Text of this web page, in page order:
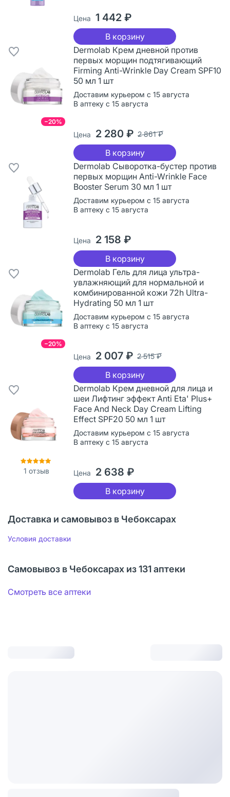
Цена 1 442 ₽
В корзину
−20%
Dermolab Крем дневной против
первых морщин подтягивающий
Firming Anti-Wrinkle Day Cream SPF10
50 мл 1 шт
Доставим курьером с 15 августа
В аптеку с 15 августа
Цена 2 280 ₽ 2 861 ₽
В корзину
Dermolab Сыворотка-бустер против
первых морщин Anti-Wrinkle Face
Booster Serum 30 мл 1 шт
Доставим курьером с 15 августа
В аптеку с 15 августа
Цена 2 158 ₽
В корзину
−20%
Dermolab Гель для лица ультра-
увлажняющий для нормальной и
комбинированной кожи 72h Ultra-
Hydrating 50 мл 1 шт
Доставим курьером с 15 августа
В аптеку с 15 августа
Цена 2 007 ₽ 2 515 ₽
В корзину
1 отзыв
Dermolab Крем дневной для лица и
шеи Лифтинг эффект Anti Eta' Plus+
Face And Neck Day Cream Lifting
Effect SPF20 50 мл 1 шт
Доставим курьером с 15 августа
В аптеку с 15 августа
Цена 2 638 ₽
В корзину
Доставка и самовывоз в Чебоксарах
Условия доставки
Самовывоз в Чебоксарах из 131 аптеки
Смотреть все аптеки